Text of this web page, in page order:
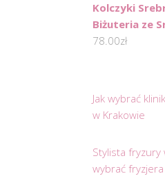
Kolczyki
Biżuteria ze
78.00zł
Jak wybrać
w Krakowie
Stylista
wybrać